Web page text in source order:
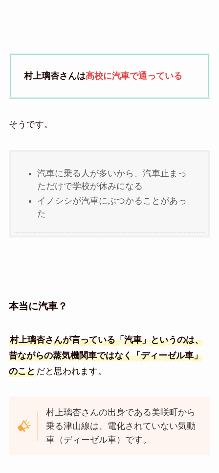
村上璃杏さんは高校に汽車で通っている
そうです。
汽車に乗る人が多いから、汽車止まっ
ただけで学校が休みになる
イノシシが汽車にぶつかることがあっ
た
本当に汽車？
村上璃杏さんが言っている「汽車」というのは、
昔ながらの蒸気機関車ではなく「ディーゼル車」
のことだと思われます。
村上璃杏さんの出身である美咲町から
乗る津山線は、電化されていない気動
車（ディーゼル車）です。